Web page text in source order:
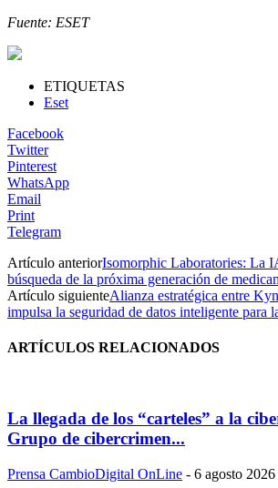
Fuente: ESET
ETIQUETAS
Eset
Facebook
Twitter
Pinterest
WhatsApp
Email
Print
Telegram
Artículo anteriorIsomorphic Laboratories: La
búsqueda de la próxima generación de
Artículo siguienteAlianza estratégica entre
impulsa la seguridad de datos inteligente para
ARTÍCULOS RELACIONADOS
La llegada de los “carteles” a la
Grupo de cibercrimen...
Prensa CambioDigital OnLine - 6 agosto 2026